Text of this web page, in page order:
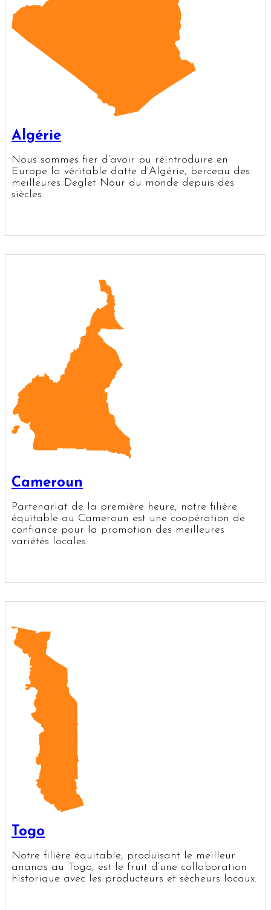
Algérie
Nous sommes fier d’avoir pu réintroduire en
Europe la véritable datte d'Algérie, berceau des
meilleures Deglet Nour du monde depuis des
siècles.
Cameroun
Partenariat de la première heure, notre filière
équitable au Cameroun est une coopération de
confiance pour la promotion des meilleures
variétés locales.
Togo
Notre filière équitable, produisant le meilleur
ananas au Togo, est le fruit d’une collaboration
historique avec les producteurs et sécheurs locaux.